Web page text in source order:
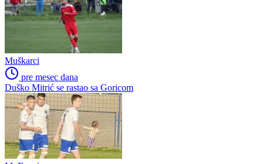
Muškarci
pre mesec dana
Duško Mitrić se rastao sa Goricom